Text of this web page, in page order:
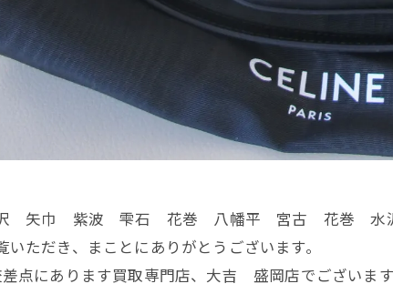
矢巾 紫波 雫石 花巻 八幡平 宮古 花巻 水沢
いただき、まことにありがとうございます。
点にあります買取専門店、大吉 盛岡店でございます